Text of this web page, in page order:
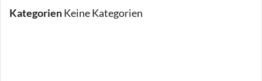
KategorienKeine Kategorien